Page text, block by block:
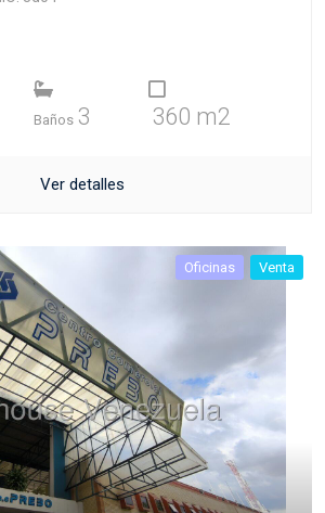
Baños 3 360 m2
Ver detalles
Oficinas Venta